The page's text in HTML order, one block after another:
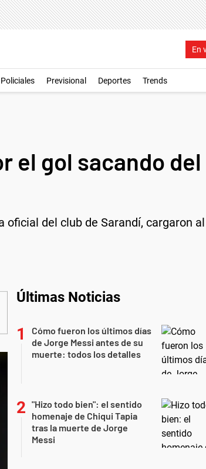
En
Policiales Previsional Deportes Trends
el gol sacando del
oficial del club de Sarandí, cargaron al
Últimas Noticias
Cómo fueron los últimos días
de Jorge Messi antes de su
muerte: todos los detalles
"Hizo todo bien": el sentido
homenaje de Chiqui Tapia
tras la muerte de Jorge
Messi